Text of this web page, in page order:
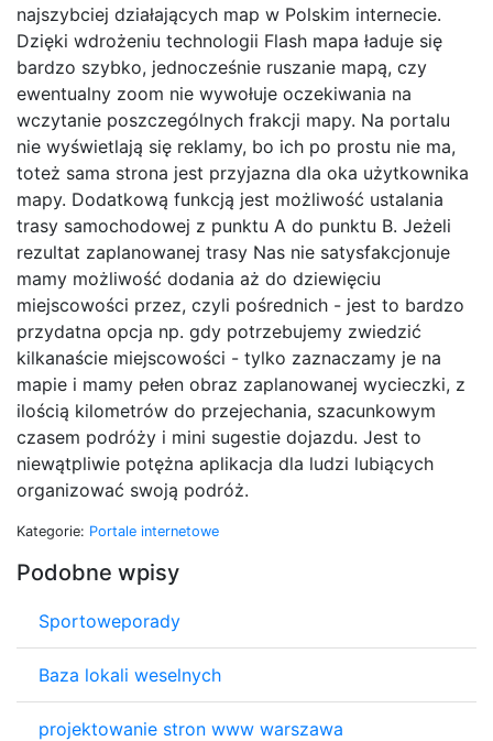
najszybciej działających map w Polskim internecie.
Dzięki wdrożeniu technologii Flash mapa ładuje się
bardzo szybko, jednocześnie ruszanie mapą, czy
ewentualny zoom nie wywołuje oczekiwania na
wczytanie poszczególnych frakcji mapy. Na portalu
nie wyświetlają się reklamy, bo ich po prostu nie ma,
toteż sama strona jest przyjazna dla oka użytkownika
mapy. Dodatkową funkcją jest możliwość ustalania
trasy samochodowej z punktu A do punktu B. Jeżeli
rezultat zaplanowanej trasy Nas nie satysfakcjonuje
mamy możliwość dodania aż do dziewięciu
miejscowości przez, czyli pośrednich - jest to bardzo
przydatna opcja np. gdy potrzebujemy zwiedzić
kilkanaście miejscowości - tylko zaznaczamy je na
mapie i mamy pełen obraz zaplanowanej wycieczki, z
ilością kilometrów do przejechania, szacunkowym
czasem podróży i mini sugestie dojazdu. Jest to
niewątpliwie potężna aplikacja dla ludzi lubiących
organizować swoją podróż.
Kategorie: Portale internetowe
Podobne wpisy
Sportoweporady
Baza lokali weselnych
projektowanie stron www warszawa